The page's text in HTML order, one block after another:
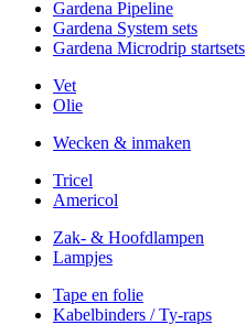
Gardena Pipeline
Gardena System sets
Gardena Microdrip startsets
Vet
Olie
Wecken & inmaken
Tricel
Americol
Zak- & Hoofdlampen
Lampjes
Tape en folie
Kabelbinders / Ty-raps